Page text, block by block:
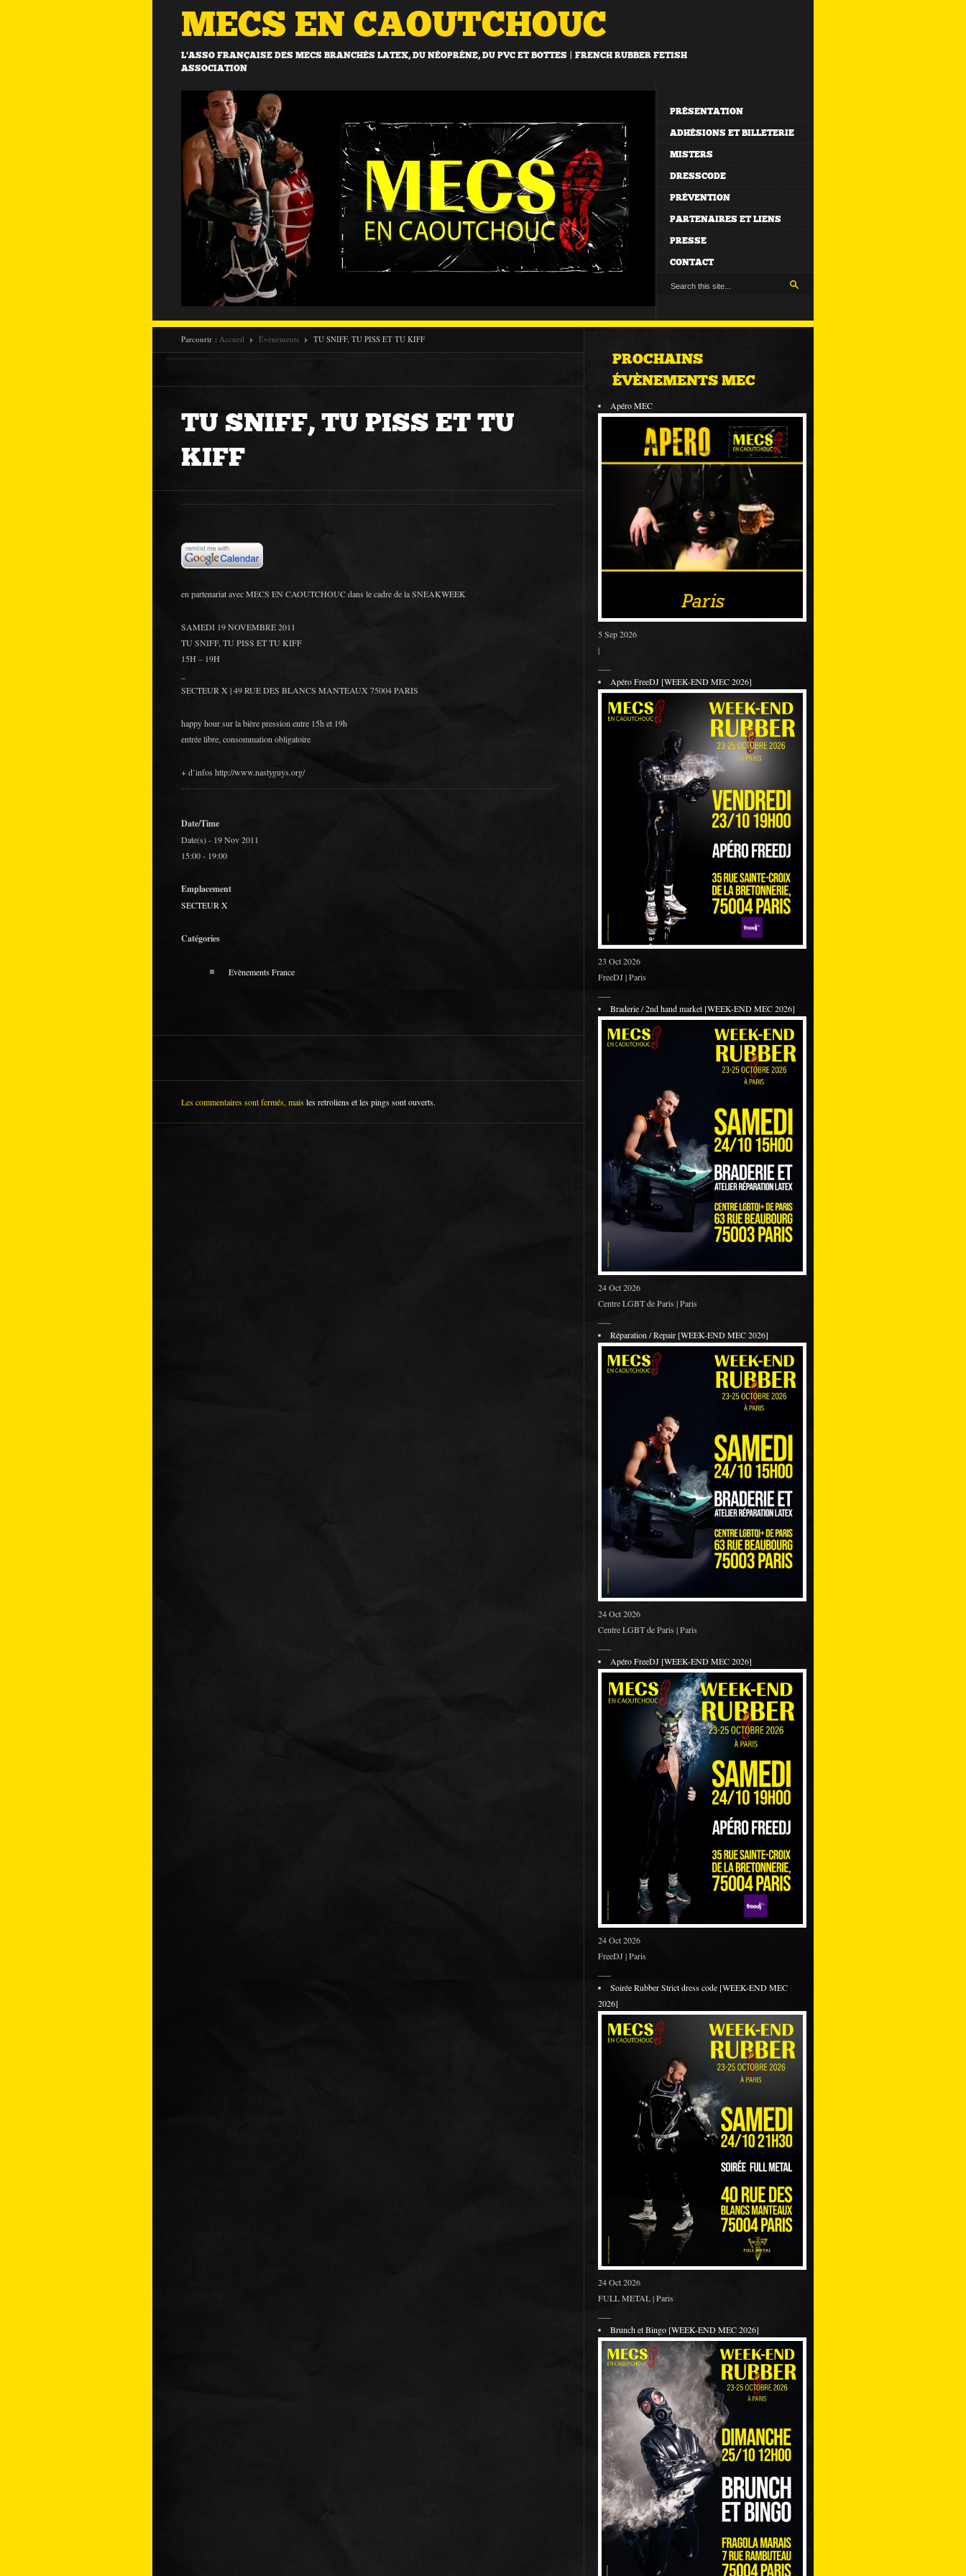
MECS EN CAOUTCHOUC
L'ASSO FRANÇAISE DES MECS BRANCHÉS LATEX, DU NÉOPRÈNE, DU PVC ET BOTTES | FRENCH RUBBER FETISH
ASSOCIATION
PRÉSENTATION
ADHÉSIONS ET BILLETERIE
MISTERS
DRESSCODE
PRÉVENTION
PARTENAIRES ET LIENS
PRESSE
CONTACT
Parcourir : Accueil Évènements TU SNIFF, TU PISS ET TU KIFF
TU SNIFF, TU PISS ET TU
KIFF
en partenariat avec MECS EN CAOUTCHOUC dans le cadre de la SNEAKWEEK
SAMEDI 19 NOVEMBRE 2011
TU SNIFF, TU PISS ET TU KIFF
15H – 19H
SECTEUR X | 49 RUE DES BLANCS MANTEAUX 75004 PARIS
happy hour sur la bière pression entre 15h et 19h
entrée libre, consommation obligatoire
+ d’infos http://www.nastyguys.org/
Date/Time
Date(s) - 19 Nov 2011
15:00 - 19:00
Emplacement
SECTEUR X
Catégories
Evènements France
Les commentaires sont fermés, maisles retrolienset les pings sont ouverts.
PROCHAINS
ÉVÈNEMENTS MEC
Apéro MEC
5 Sep 2026
|
Apéro FreeDJ [WEEK-END MEC 2026]
23 Oct 2026
FreeDJ | Paris
Braderie / 2nd hand market [WEEK-END MEC 2026]
24 Oct 2026
Centre LGBT de Paris | Paris
Réparation / Repair [WEEK-END MEC 2026]
24 Oct 2026
Centre LGBT de Paris | Paris
Apéro FreeDJ [WEEK-END MEC 2026]
24 Oct 2026
FreeDJ | Paris
Soirée Rubber Strict dress code [WEEK-END MEC
2026]
24 Oct 2026
FULL METAL | Paris
Brunch et Bingo [WEEK-END MEC 2026]